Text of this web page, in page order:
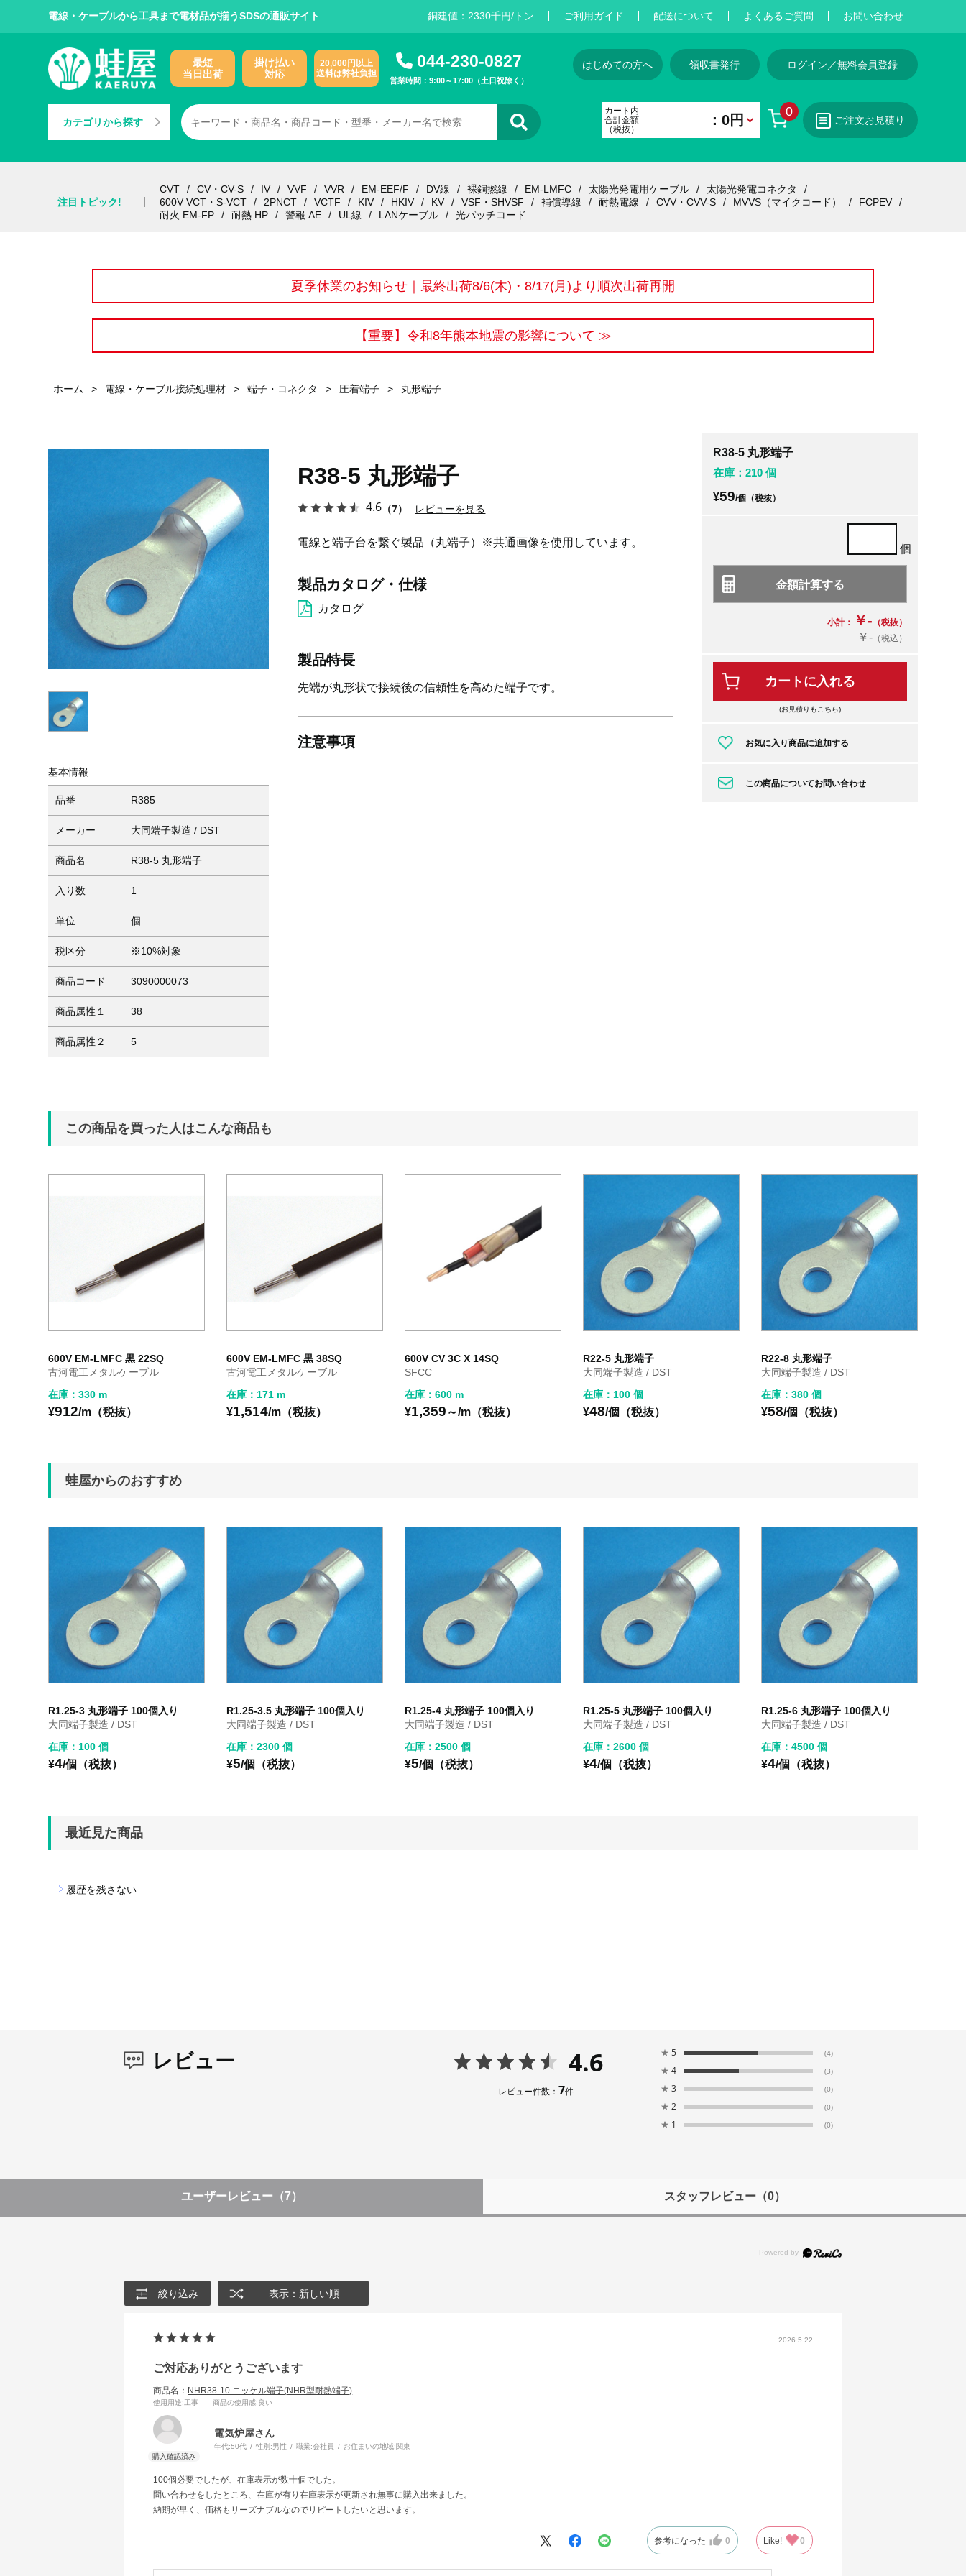
電線・ケーブルから工具まで電材品が揃うSDSの通販サイト 銅建値： 2330千円/トン ご利用ガイド 配送について よくあるご質問 お問い合わせ
最短
当日出荷
掛け払い
対応
20,000円以上
送料は弊社負担
044-230-0827
営業時間：9:00～17:00（土日祝除く）
カテゴリから探す
はじめての方へ 領収書発行 ログイン／無料会員登録
0
カート内
合計金額
（税抜）
：0円 ご注文お見積り
注目トピック!
CVT CV・CV-S IV VVF VVR EM-EEF/F DV線 裸銅撚線 EM-LMFC 太陽光発電用ケーブル
太陽光発電コネクタ
600V VCT・S-VCT
2PNCT VCTF KIV HKIV KV VSF・SHVSF 補償導線 耐熱電線 CVV・CVV-S MVVS（マイクコード）
FCPEV
耐火 EM-FP
耐熱 HP 警報 AE UL線 LANケーブル 光パッチコード
夏季休業のお知らせ｜最終出荷8/6(木)・8/17(月)より順次出荷再開
【重要】令和8年熊本地震の影響について ≫
ホーム > 電線・ケーブル接続処理材 > 端子・コネクタ > 圧着端子 > 丸形端子
基本情報
品番 R385
メーカー 大同端子製造 / DST
商品名 R38-5 丸形端子
入り数 1
単位 個
税区分 ※10%対象
商品コード 3090000073
商品属性１ 38
商品属性２ 5
R38-5 丸形端子
4.6 （7） レビューを見る
電線と端子台を繋ぐ製品（丸端子）※共通画像を使用しています。
製品カタログ・仕様
カタログ
製品特長
先端が丸形状で接続後の信頼性を高めた端子です。
注意事項
R38-5 丸形端子
在庫：210 個
¥59/個（税抜）
個
小計： ￥- （税抜）
￥-（税込）
カートに入れる
(お見積りもこちら)
お気に入り商品に追加する
この商品についてお問い合わせ
この商品を買った人はこんな商品も
600V EM-LMFC 黒 22SQ
古河電工メタルケーブル
在庫：330 m
¥912/m（税抜）
600V EM-LMFC 黒 38SQ
古河電工メタルケーブル
在庫：171 m
¥1,514/m（税抜）
600V CV 3C X 14SQ
SFCC
在庫：600 m
¥1,359 ～/m（税抜）
R22-5 丸形端子
大同端子製造 / DST
在庫：100 個
¥48/個（税抜）
R22-8 丸形端子
大同端子製造 / DST
在庫：380 個
¥58/個（税抜）
蛙屋からのおすすめ
R1.25-3 丸形端子 100個入り
大同端子製造 / DST
在庫：100 個
¥4/個（税抜）
R1.25-3.5 丸形端子 100個入り
大同端子製造 / DST
在庫：2300 個
¥5/個（税抜）
R1.25-4 丸形端子 100個入り
大同端子製造 / DST
在庫：2500 個
¥5/個（税抜）
R1.25-5 丸形端子 100個入り
大同端子製造 / DST
在庫：2600 個
¥4/個（税抜）
R1.25-6 丸形端子 100個入り
大同端子製造 / DST
在庫：4500 個
¥4/個（税抜）
最近見た商品
履歴を残さない
レビュー 4.6
レビュー件数： 7件
★ 5 (4)
★ 4 (3)
★ 3 (0)
★ 2 (0)
★ 1 (0)
ユーザーレビュー （7） スタッフレビュー（0）
絞り込み 表示：新しい順
2026.5.22
ご対応ありがとうございます
商品名： NHR38-10 ニッケル端子(NHR型耐熱端子)
使用用途:工事 商品の使用感:良い
電気炉屋さん
年代:50代 性別:男性 職業:会社員 お住まいの地域:関東
100個必要でしたが、在庫表示が数十個でした。
問い合わせをしたところ、在庫が有り在庫表示が更新され無事に購入出来ました。
納期が早く、価格もリーズナブルなのでリピートしたいと思います。
参考になった 0 Like! 0